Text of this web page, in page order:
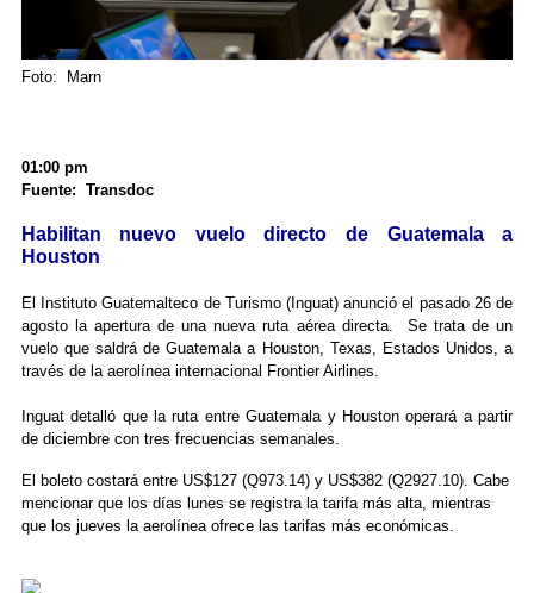
Foto: Marn
01:00 pm
Fuente: Transdoc
Habilitan nuevo vuelo directo de Guatemala a
Houston
El Instituto Guatemalteco de Turismo (Inguat) anunció el pasado 26 de
agosto la apertura de una nueva ruta aérea directa. Se trata de un
vuelo que saldrá de Guatemala a Houston, Texas, Estados Unidos, a
través de la aerolínea internacional Frontier Airlines.
Inguat detalló que la ruta entre Guatemala y Houston operará a partir
de diciembre con tres frecuencias semanales.
El boleto costará entre US$127 (Q973.14) y US$382 (Q2927.10). Cabe
mencionar que los días lunes se registra la tarifa más alta, mientras
que los jueves la aerolínea ofrece las tarifas más económicas.